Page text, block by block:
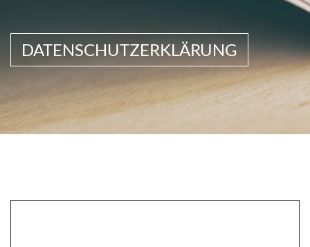
DATENSCHUTZERKLÄRUNG